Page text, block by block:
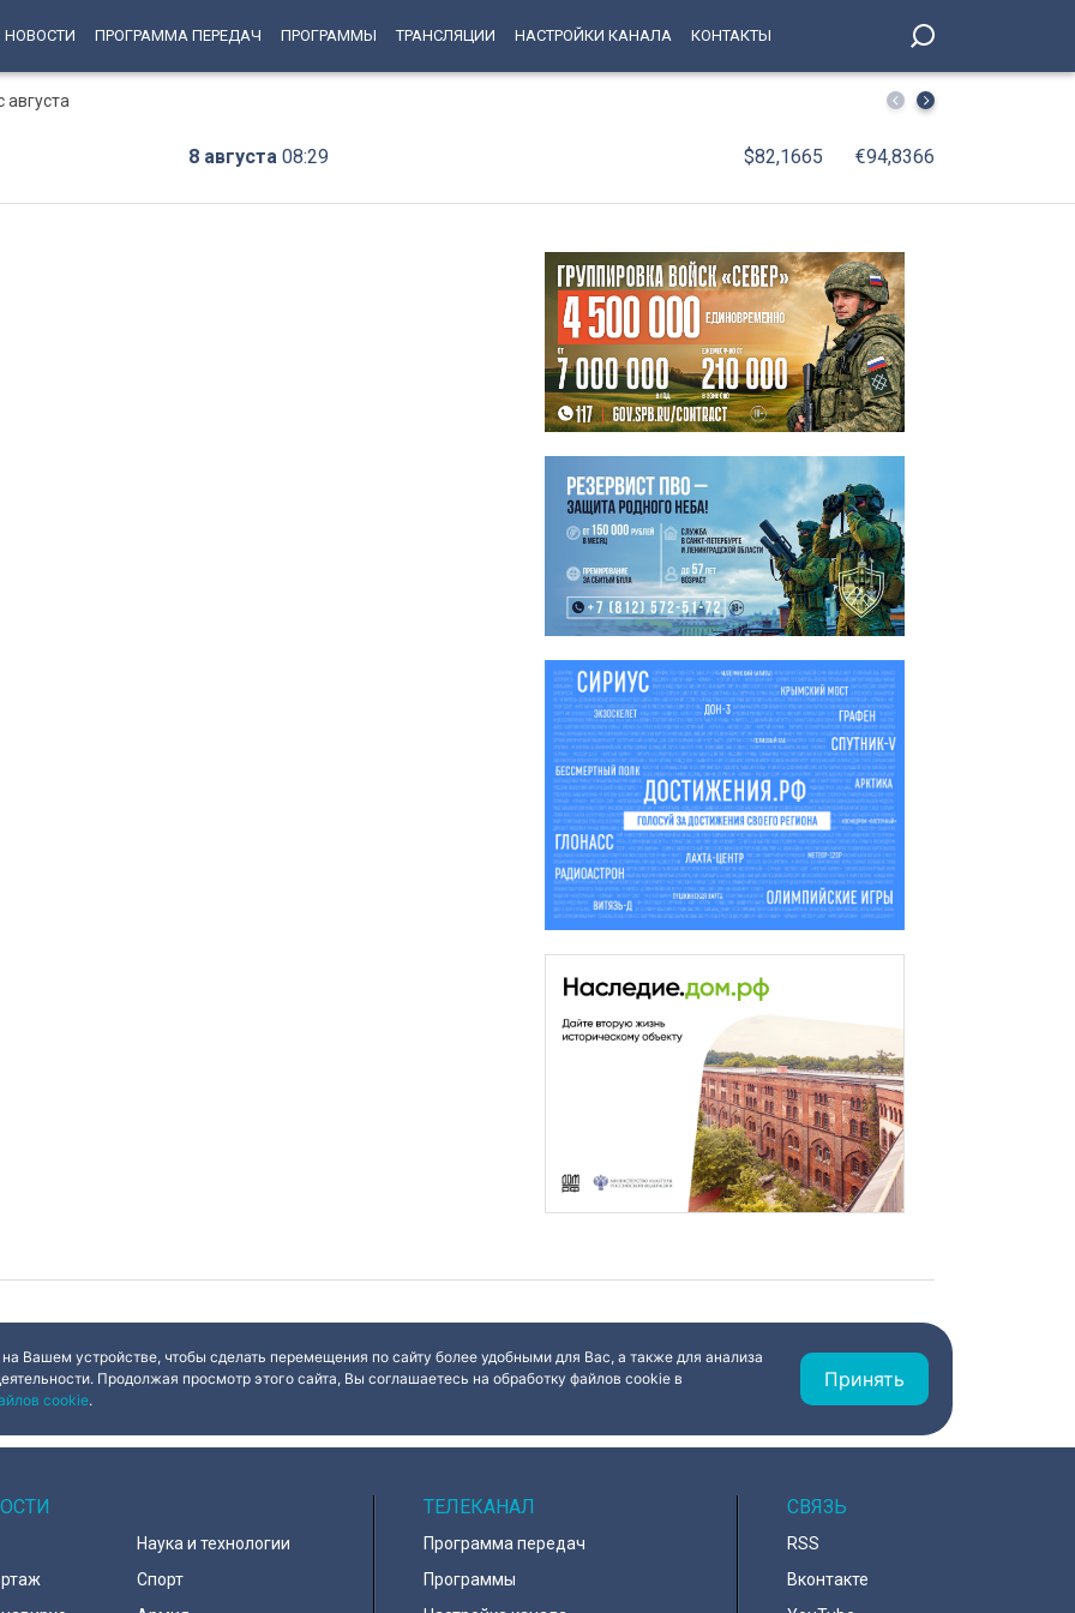
НОВОСТИ ПРОГРАММА ПЕРЕДАЧ ПРОГРАММЫ ТРАНСЛЯЦИИ НАСТРОЙКИ КАНАЛА КОНТАКТЫ
августа С 10 августа до декабря изменится режим работы
8 августа 08:29 $82,1665 €94,8366
Вашем устройстве, чтобы сделать перемещения по сайту более удобными для Вас, а также для анализа
Продолжая просмотр этого сайта, Вы соглашаетесь на обработку файлов cookie в
cookie.
Принять
Наука и технологии
Спорт
ТЕЛЕКАНАЛ
Программа передач
Программы
СВЯЗЬ
RSS
Вконтакте